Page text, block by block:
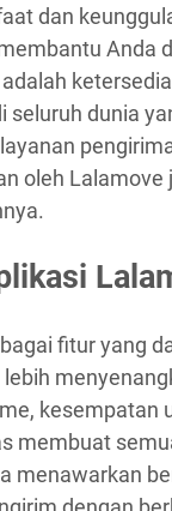
dan
Anda
seluruh dunia
oleh
fitur yang
kesempatan
membuat
menawarkan